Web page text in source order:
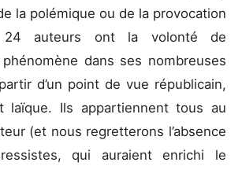
la polémique ou de la provocation
24 auteurs ont la volonté de
dans ses nombreuses
d’un point de vue républicain,
laïque. Ils appartiennent tous au
(et nous regretterons l’absence
qui auraient enrichi le